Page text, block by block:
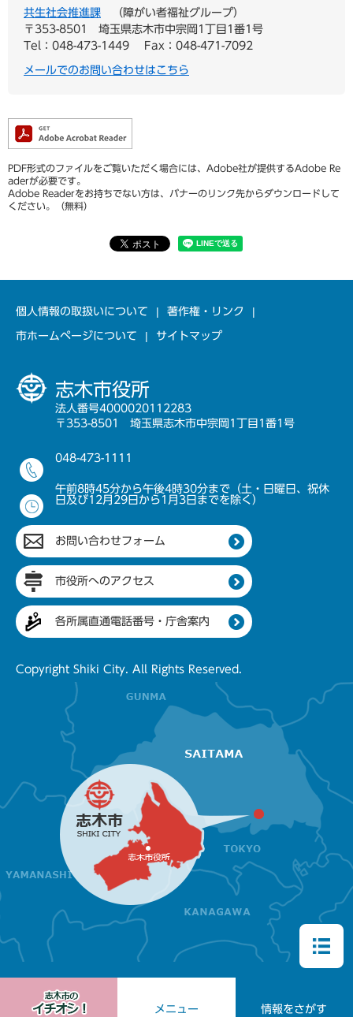
メニュー 情報をさがす
共生社会推進課
障がい者福祉グループ
〒353-8501
埼玉県志木市中宗岡1丁目1番1号
Tel：048-473-1449
Fax：048-471-7092
メールでのお問い合わせはこちら
PDF形式のファイルをご覧いただく場合には、Adobe社が提供するAdobe Re
aderが必要です。
Adobe Readerをお持ちでない方は、バナーのリンク先からダウンロードして
ください。（無料）
個人情報の取扱いについて 著作権・リンク
市ホームページについて サイトマップ
志木市役所
法人番号4000020112283
〒353-8501 埼玉県志木市中宗岡1丁目1番1号
048-473-1111
午前8時45分から午後4時30分まで（土・日曜日、祝休
日及び12月29日から1月3日までを除く）
お問い合わせフォーム
市役所へのアクセス
各所属直通電話番号・庁舎案内
Copyright Shiki City. All Rights Reserved.